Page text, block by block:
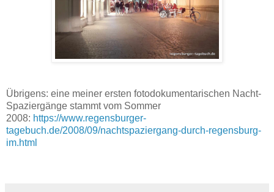
Übrigens: eine meiner ersten fotodokumentarischen Nacht-
Spaziergänge stammt vom Sommer
2008: https://www.regensburger-
tagebuch.de/2008/09/nachtspaziergang-durch-regensburg-
im.html